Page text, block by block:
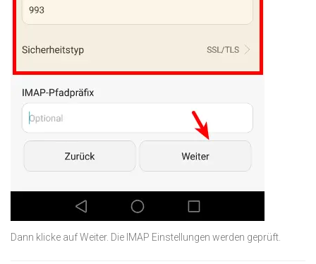
Dann klicke auf Weiter. Die IMAP Einstellungen werden geprüft.